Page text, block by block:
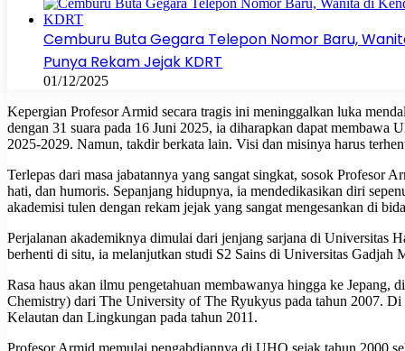
Cemburu Buta Gegara Telepon Nomor Baru,
Punya Rekam Jejak KDRT
01/12/2025
Kepergian Profesor Armid secara tragis ini meninggalkan luka
dengan 31 suara pada 16 Juni 2025, ia diharapkan dapat
2025-2029. Namun, takdir berkata lain. Visi dan misinya harus
Terlepas dari masa jabatannya yang sangat singkat, sosok Profesor
hati, dan humoris. Sepanjang hidupnya, ia mendedikasikan diri
akademisi tulen dengan rekam jejak yang sangat mengesankan di
Perjalanan akademiknya dimulai dari jenjang sarjana di Universitas
berhenti di situ, ia melanjutkan studi S2 Sains di Universitas Gadjah
Rasa haus akan ilmu pengetahuan membawanya hingga ke
Chemistry) dari The University of The Ryukyus pada tahun 2007.
Kelautan dan Lingkungan pada tahun 2011.
Profesor Armid memulai pengabdiannya di UHO sejak tahun 2000